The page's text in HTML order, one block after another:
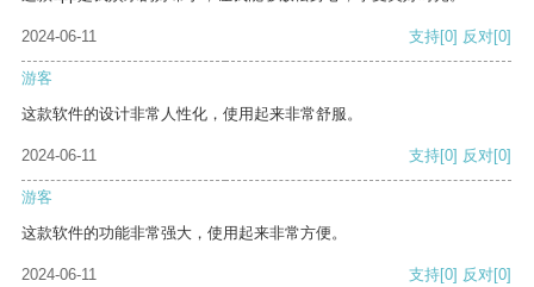
2024-06-11 支持[0] 反对[0]
游客
这款软件的设计非常人性化，使用起来非常舒服。
2024-06-11 支持[0] 反对[0]
游客
这款软件的功能非常强大，使用起来非常方便。
2024-06-11 支持[0] 反对[0]